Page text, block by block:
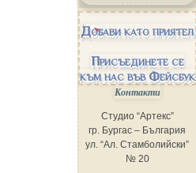
Добави като приятел
Присъединете се
към нас във Фейсбук
Контакти
Студио “Артекс”
гр. Бургас – България
ул. “Ал. Стамболийски”
№ 20